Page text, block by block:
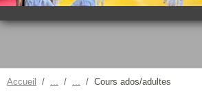
Accueil Cours ados/adultes